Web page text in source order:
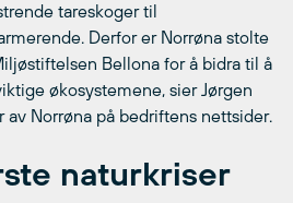
tareskoger til
Derfor er Norrøna stolte
Bellona for å bidra til å
økosystemene, sier Jørgen
av Norrøna på bedriftens nettsider.
naturkriser